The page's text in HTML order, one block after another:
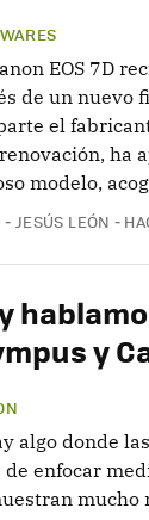
EOS 7D
de un nuevo
el
ha
modelo,
COMENTARIOS
JESÚS LEÓN
y
algo donde
de enfocar
mucho